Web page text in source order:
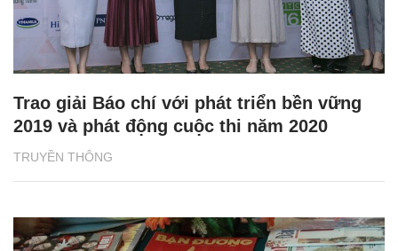
TRUYỀN THÔNG
Trao giải Báo chí với phát triển bền vững
2019 và phát động cuộc thi năm 2020